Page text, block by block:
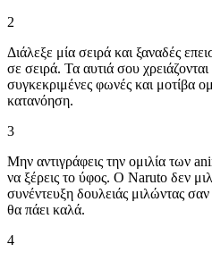
2
Διάλεξε μία σειρά και ξαναδές
σε σειρά. Τα αυτιά σου
συγκεκριμένες φωνές και μοτίβα
κατανόηση.
3
Μην αντιγράφεις την ομιλία των
να ξέρεις το ύφος. Ο Naruto δεν
συνέντευξη δουλειάς μιλώντας
θα πάει καλά.
4